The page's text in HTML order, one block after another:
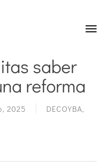
Menu
saber
reforma
2025 DECOYBA,